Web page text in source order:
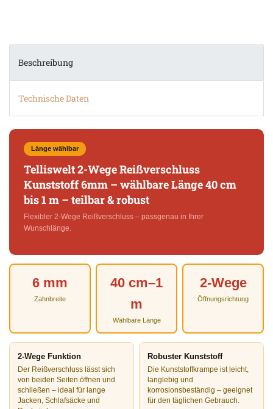
Beschreibung
Technische Daten
Länge wählbar
Telliswelt 2-Wege Reißverschluss
Kunststoff 6mm – wählbare Länge 40 cm
bis 1 m – teilbar & robust
Flexibler 2-Wege Reißverschluss – passgenau in Ihrer
Wunschlänge.
6 mm
Zahnbreite
40 cm–1
m
Wählbare Länge
2-Wege
Öffnungsrichtung
2-Wege Funktion
Der Reißverschluss lässt sich
von beiden Seiten öffnen und
schließen – ideal für lange
Jacken, Schlafsäcke und
Robuster Kunststoff
Die Kunststoffkrampe ist leicht,
langlebig und
korrosionsbeständig – geeignet
für den täglichen Gebrauch.